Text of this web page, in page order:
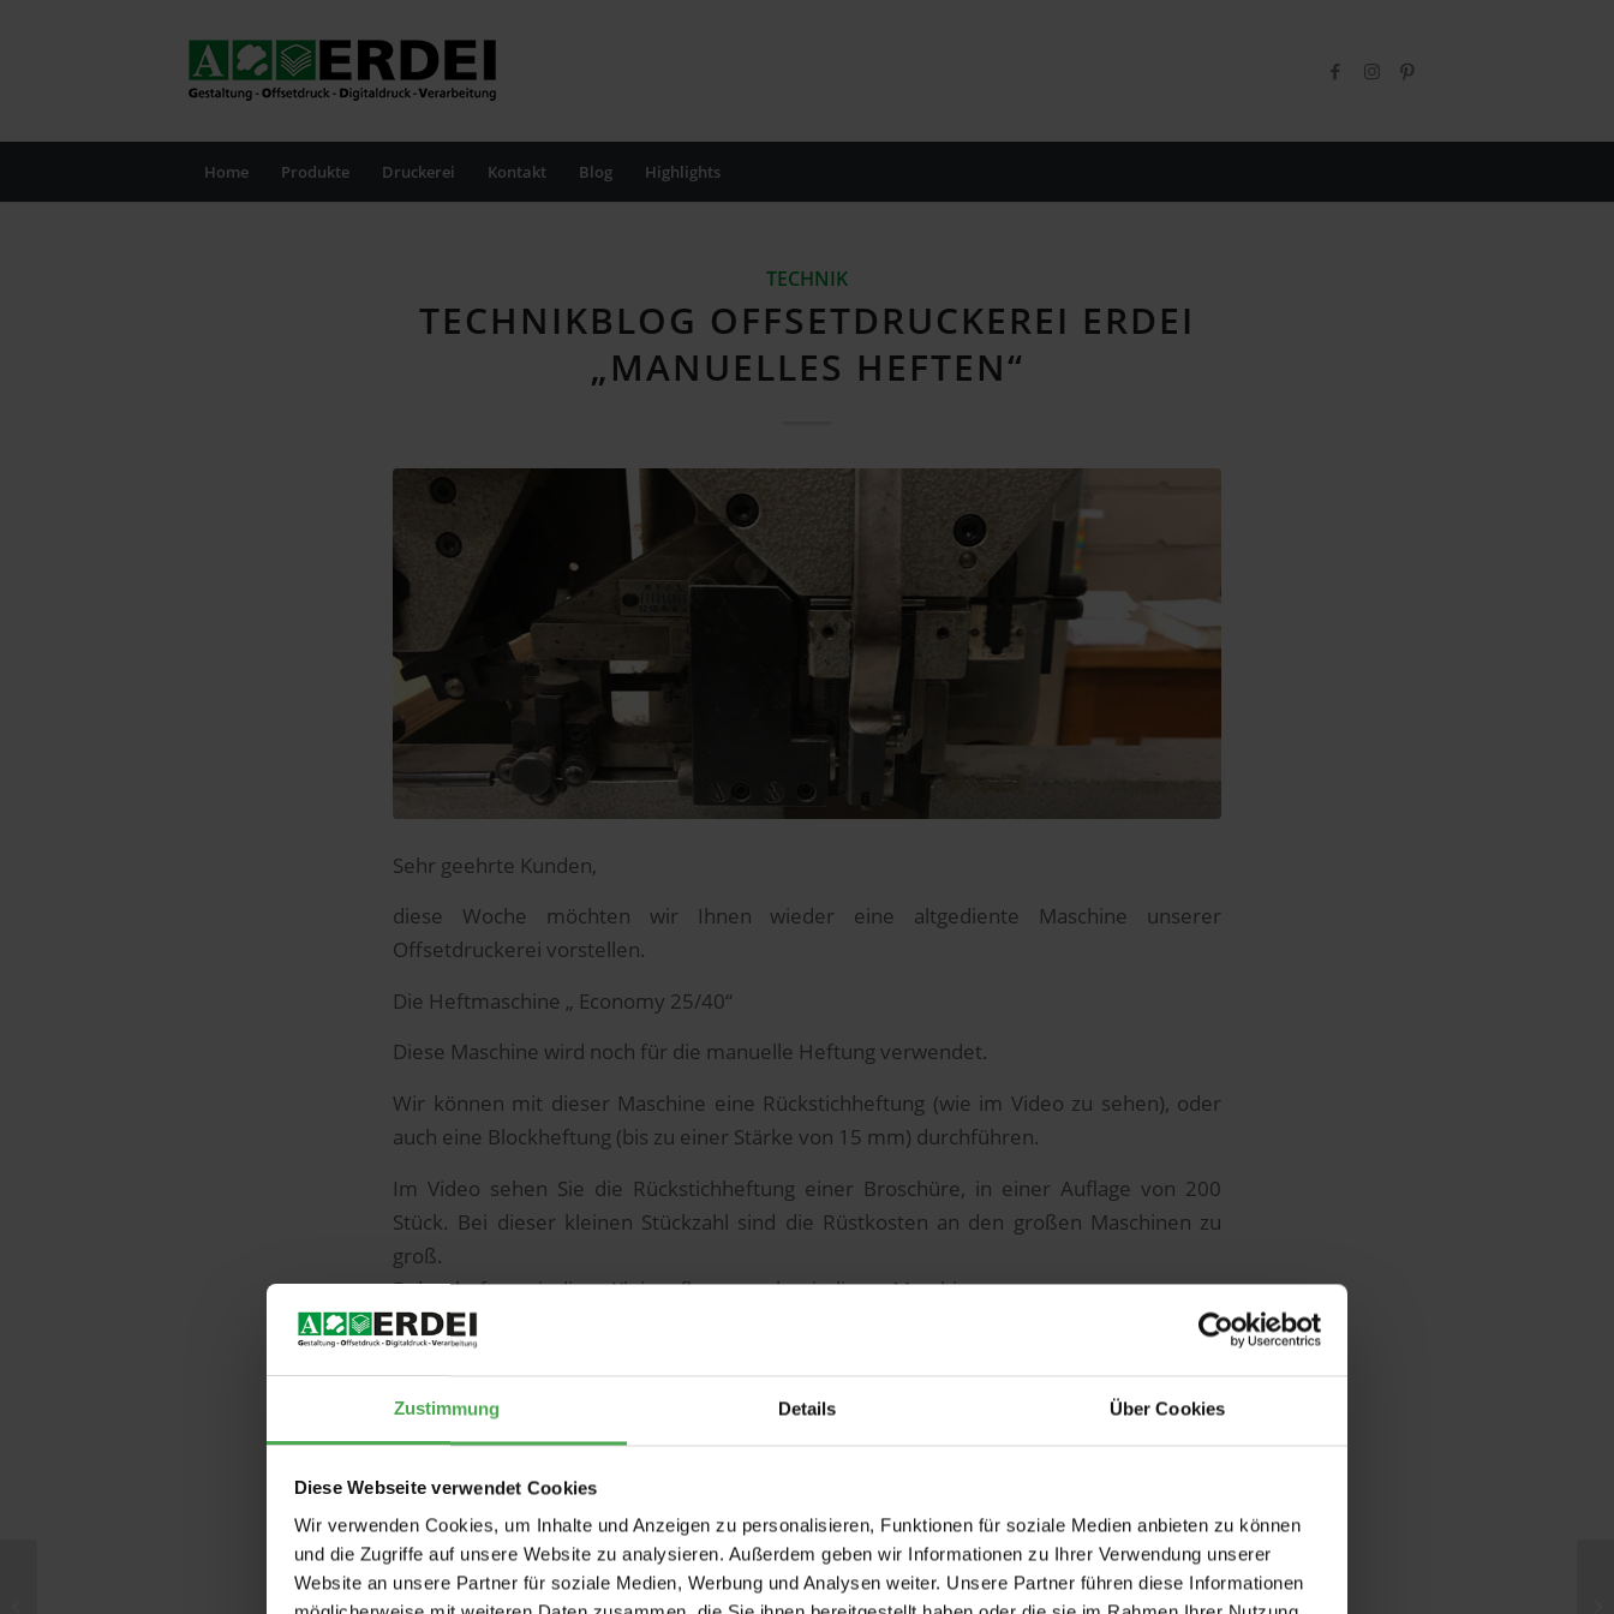
Zustimmung Details Über Cookies
Diese Webseite verwendet Cookies
Wir verwenden Cookies, um Inhalte und Anzeigen zu personalisieren, Funktionen für soziale Medien anbieten zu können
und die Zugriffe auf unsere Website zu analysieren. Außerdem geben wir Informationen zu Ihrer Verwendung unserer
Website an unsere Partner für soziale Medien, Werbung und Analysen weiter. Unsere Partner führen diese Informationen
Home Produkte Druckerei Kontakt Blog Highlights
TECHNIK
TECHNIKBLOG OFFSETDRUCKEREI ERDEI
„MANUELLES HEFTEN“
Sehr geehrte Kunden,
diese Woche möchten wir Ihnen wieder eine altgediente Maschine unserer
Offsetdruckerei vorstellen.
Die Heftmaschine „ Economy 25/40“
Diese Maschine wird noch für die manuelle Heftung verwendet.
Wir können mit dieser Maschine eine Rückstichheftung (wie im Video zu sehen), oder
auch eine Blockheftung (bis zu einer Stärke von 15 mm) durchführen.
Im Video sehen Sie die Rückstichheftung einer Broschüre, in einer Auflage von 200
Stück. Bei dieser kleinen Stückzahl sind die Rüstkosten an den großen Maschinen zu
groß.
Daher heften wir diese Kleinauflagen noch mit dieser Maschine.
Sehr oft heften wir auch Kirchenhefte für unsere Hochzeitspaare auf dieser Maschine.
22. NOVEMBER 2018
/ VONDRUCKEREIERDEI